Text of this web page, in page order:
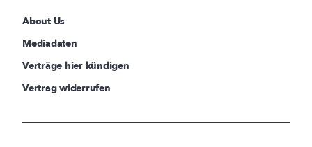
About Us
Mediadaten
Verträge hier kündigen
Vertrag widerrufen